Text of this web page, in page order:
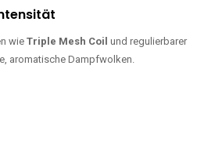
wieTriple Mesh Coil und regulierbarer
aromatische Dampfwolken.